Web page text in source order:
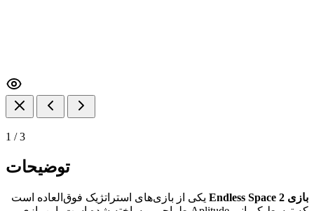
1 /3
توضیحات
بازی Endless Space 2
یکی از بازی‌های استراتژیک فوق‌العاده است